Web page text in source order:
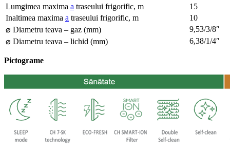
Lumgimea maxima a traseului frigorific, m
15
Inaltimea maxima a traseului frigorific, m
10
⌀ Diametru teava – gaz (mm)
9,53/3/8″
⌀ Diametru teava – lichid (mm)
6,38/1/4″
Pictograme